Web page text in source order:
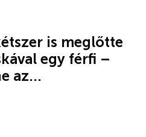
is meglőtte
egy férfi –
az...